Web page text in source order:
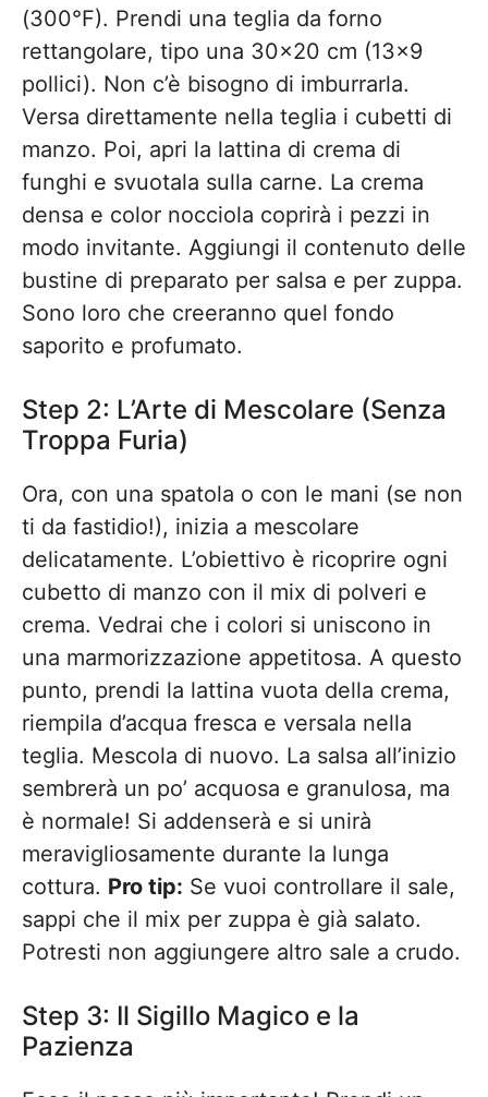
(300°F). Prendi una teglia da forno
rettangolare, tipo una 30×20 cm (13×9
pollici). Non c’è bisogno di imburrarla.
Versa direttamente nella teglia i cubetti di
manzo. Poi, apri la lattina di crema di
funghi e svuotala sulla carne. La crema
densa e color nocciola coprirà i pezzi in
modo invitante. Aggiungi il contenuto delle
bustine di preparato per salsa e per zuppa.
Sono loro che creeranno quel fondo
saporito e profumato.
Step 2: L’Arte di Mescolare (Senza
Troppa Furia)
Ora, con una spatola o con le mani (se non
ti da fastidio!), inizia a mescolare
delicatamente. L’obiettivo è ricoprire ogni
cubetto di manzo con il mix di polveri e
crema. Vedrai che i colori si uniscono in
una marmorizzazione appetitosa. A questo
punto, prendi la lattina vuota della crema,
riempila d’acqua fresca e versala nella
teglia. Mescola di nuovo. La salsa all’inizio
sembrerà un po’ acquosa e granulosa, ma
è normale! Si addenserà e si unirà
meravigliosamente durante la lunga
cottura. Pro tip: Se vuoi controllare il sale,
sappi che il mix per zuppa è già salato.
Potresti non aggiungere altro sale a crudo.
Step 3: Il Sigillo Magico e la
Pazienza